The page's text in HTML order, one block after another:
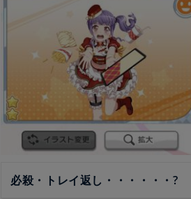
必殺・トレイ返し・・・・・・?